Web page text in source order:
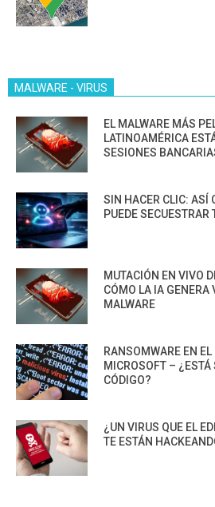
MALWARE - VIRUS
EL MALWARE MÁS
LATINOAMÉRICA
SESIONES
SIN HACER CLIC: ASÍ
PUEDE SECUESTRAR
MUTACIÓN EN VIVO
CÓMO LA IA GENERA
MALWARE
RANSOMWARE EN
MICROSOFT – ¿ESTÁ
CÓDIGO?
¿UN VIRUS QUE EL
TE ESTÁN